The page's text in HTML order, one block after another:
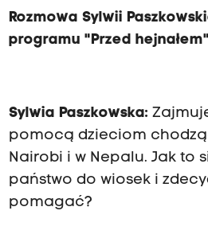
Rozmowa Sylwii
programu "Przed hejnałem"
Sylwia Paszkowska:
pomocą dzieciom
Nairobi i w Nepalu. Jak to
państwo do wiosek i
pomagać?